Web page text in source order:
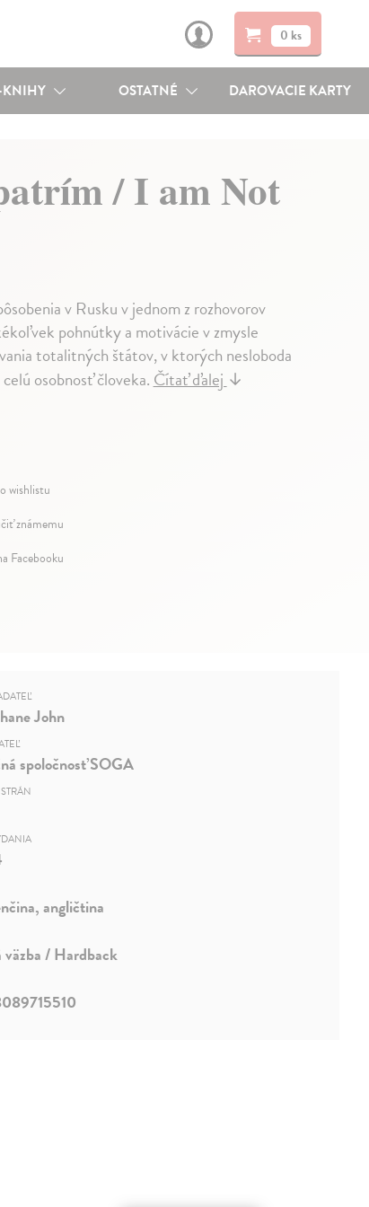
0 ks
KNIHY OSTATNÉ DAROVACIE KARTY
/ I am Not
v Rusku v jednom z rozhovorov
pohnútky a motivácie v zmysle
totalitných štátov, v ktorých nesloboda
osobnosť človeka.Čítať ďalej↓
wishlistu
známemu
Facebooku
John
spoločnosť SOGA
angličtina
väzba / Hardback